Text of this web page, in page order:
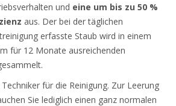
und eine um bis zu 50 %
aus. Der bei der täglichen
erfasste Staub wird in einem
für 12 Monate ausreichenden
für die Reinigung. Zur Leerung
Sie lediglich einen ganz normalen